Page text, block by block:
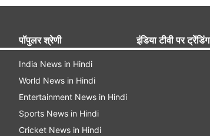
पॉपुलर श्रेणी
India News in Hindi
World News in Hindi
Entertainment News in Hindi
Sports News in Hindi
Cricket News in Hindi
इंडिया टीवी पर ट्रेंडिंग